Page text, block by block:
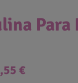
Para
€